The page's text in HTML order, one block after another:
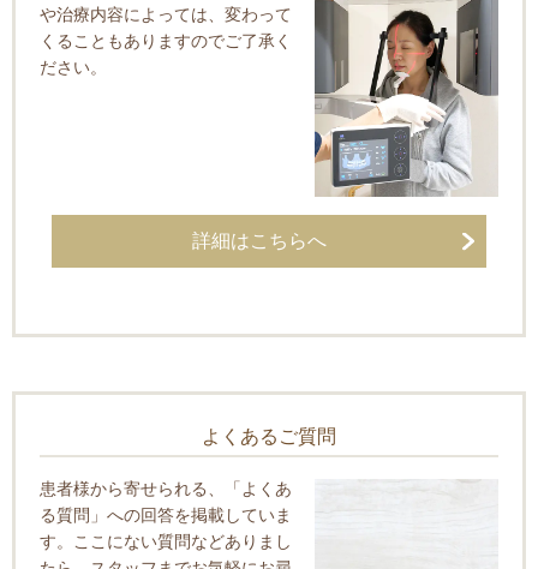
や治療内容によっては、変わって
くることもありますのでご了承く
ださい。
詳細はこちらへ
よくあるご質問
患者様から寄せられる、「よくあ
る質問」への回答を掲載していま
す。ここにない質問などありまし